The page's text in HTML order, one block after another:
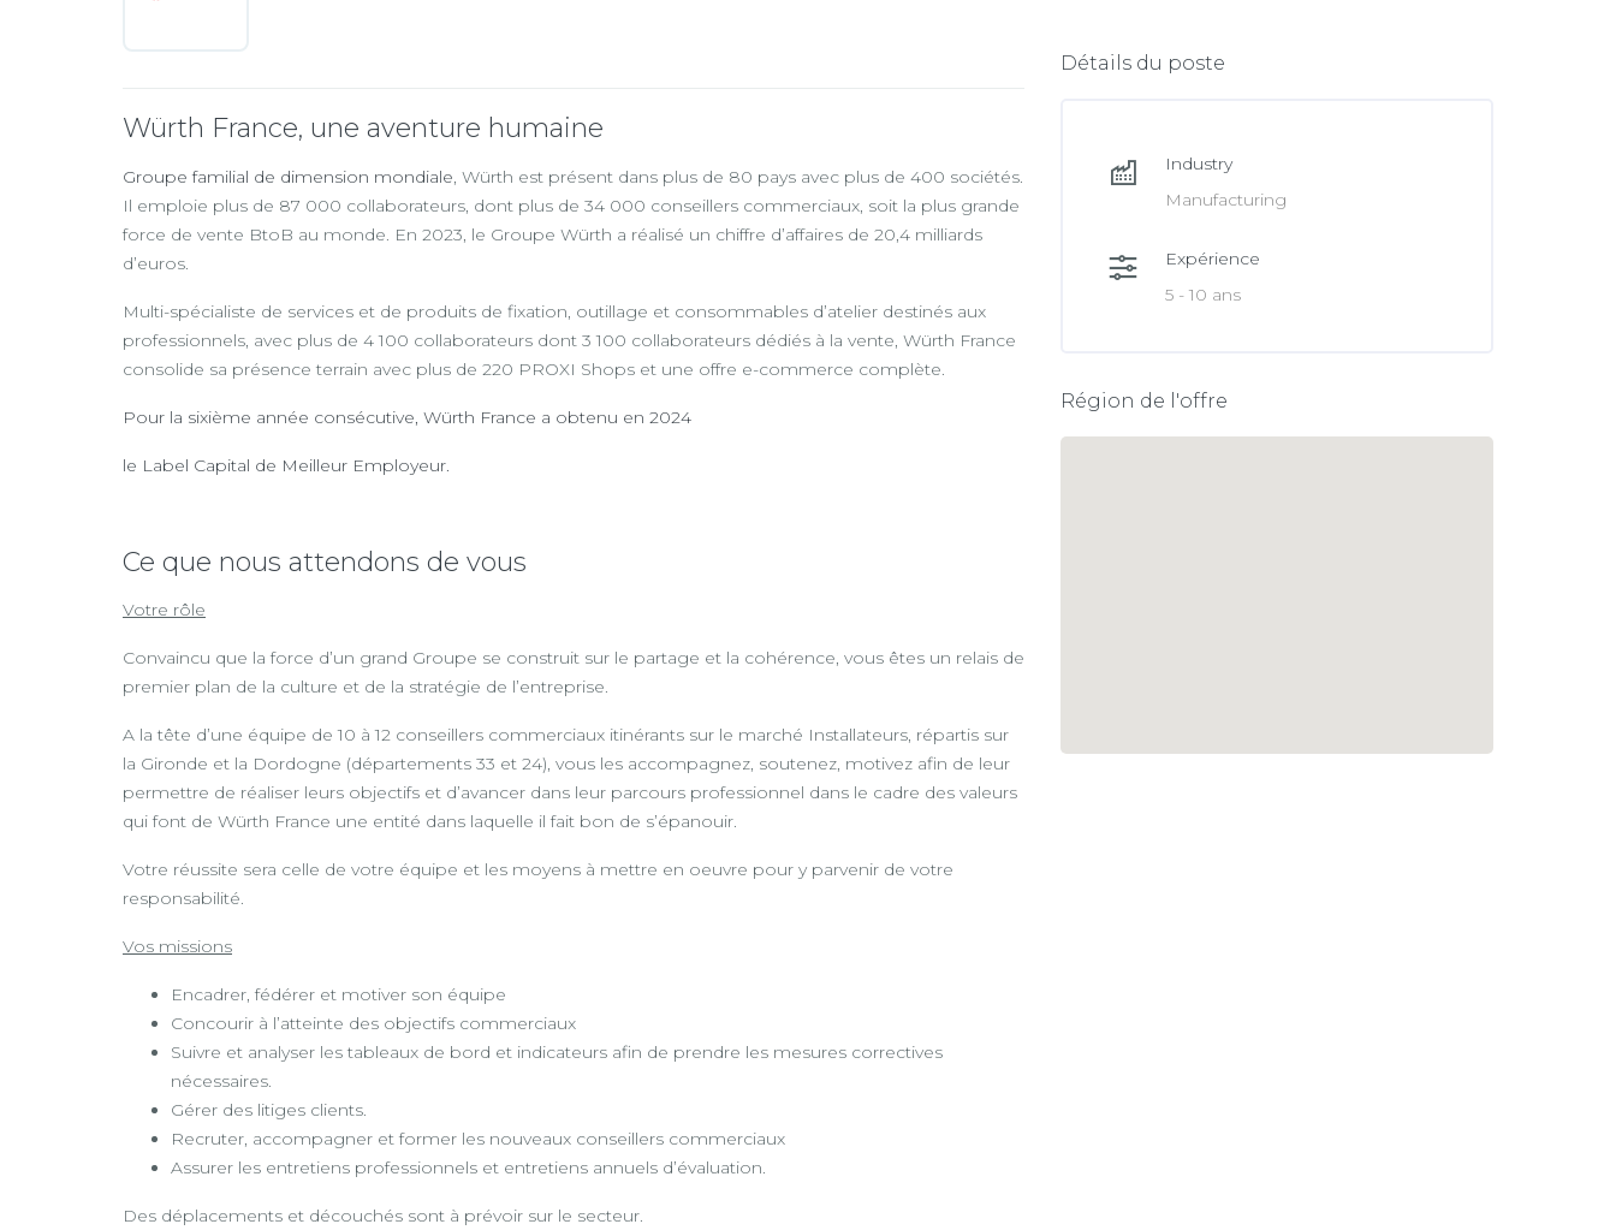
Würth France, une aventure humaine
Groupe familial de dimension mondiale, Würth est présent dans plus de 80 pays avec plus de 400 sociétés.
Il emploie plus de 87 000 collaborateurs, dont plus de 34 000 conseillers commerciaux, soit la plus grande
force de vente BtoB au monde. En 2023, le Groupe Würth a réalisé un chiffre d’affaires de 20,4 milliards
d’euros.
Multi-spécialiste de services et de produits de fixation, outillage et consommables d’atelier destinés aux
professionnels, avec plus de 4 100 collaborateurs dont 3 100 collaborateurs dédiés à la vente, Würth France
consolide sa présence terrain avec plus de 220 PROXI Shops et une offre e-commerce complète.
Pour la sixième année consécutive, Würth France a obtenu en 2024
le Label Capital de Meilleur Employeur.
Ce que nous attendons de vous
Votre rôle
Convaincu que la force d’un grand Groupe se construit sur le partage et la cohérence, vous êtes un relais de
premier plan de la culture et de la stratégie de l’entreprise.
A la tête d’une équipe de 10 à 12 conseillers commerciaux itinérants sur le marché Installateurs, répartis sur
la Gironde et la Dordogne (départements 33 et 24), vous les accompagnez, soutenez, motivez afin de leur
permettre de réaliser leurs objectifs et d’avancer dans leur parcours professionnel dans le cadre des valeurs
qui font de Würth France une entité dans laquelle il fait bon de s’épanouir.
Votre réussite sera celle de votre équipe et les moyens à mettre en oeuvre pour y parvenir de votre
responsabilité.
Vos missions
Encadrer, fédérer et motiver son équipe
Concourir à l’atteinte des objectifs commerciaux
Suivre et analyser les tableaux de bord et indicateurs afin de prendre les mesures correctives
nécessaires.
Gérer des litiges clients.
Recruter, accompagner et former les nouveaux conseillers commerciaux
Assurer les entretiens professionnels et entretiens annuels d’évaluation.
Des déplacements et découchés sont à prévoir sur le secteur.
Détails du poste
Industry
Manufacturing
Expérience
5 - 10 ans
Région de l'offre